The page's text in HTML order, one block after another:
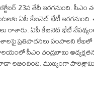
23వ తేదీ జరగనుంది.
ఏపీ కేబినెట్ భేటీ జరగనుంది.
రాశారు. ఏపీ కేబినెట్ భేటీ
ప్రతిపాదనలు పంపాలని
సీఎం చంద్రబాబు
లభించింది. ముఖ్యంగా